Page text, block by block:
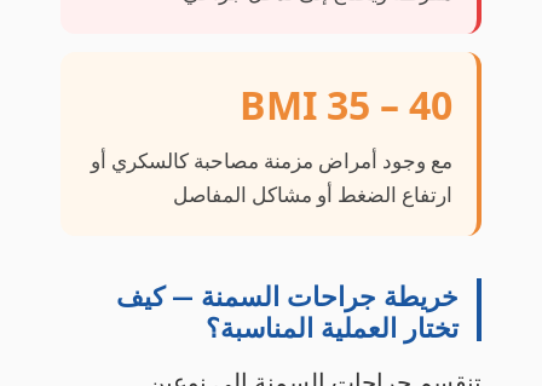
BMI 35 – 40
مع وجود أمراض مزمنة مصاحبة كالسكري أو
ارتفاع الضغط أو مشاكل المفاصل
خريطة جراحات السمنة — كيف
تختار العملية المناسبة؟